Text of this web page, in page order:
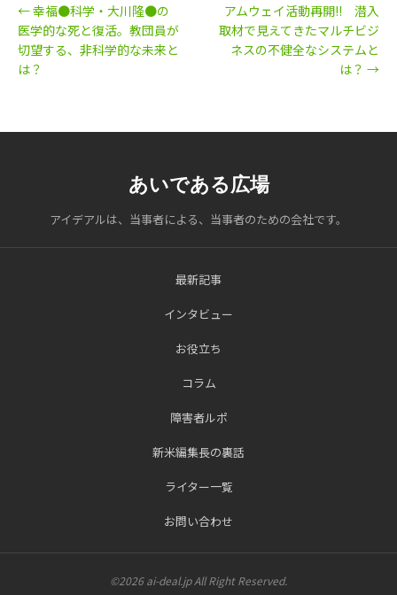
← 幸福●科学・大川隆●の
医学的な死と復活。教団員が
切望する、非科学的な未来と
は？
アムウェイ活動再開!! 潜入
取材で見えてきたマルチビジ
ネスの不健全なシステムと
は？ →
あいである広場
アイデアルは、当事者による、当事者のための会社です。
最新記事
インタビュー
お役立ち
コラム
障害者ルポ
新米編集長の裏話
ライター一覧
お問い合わせ
©2026 ai-deal.jp All Right Reserved.